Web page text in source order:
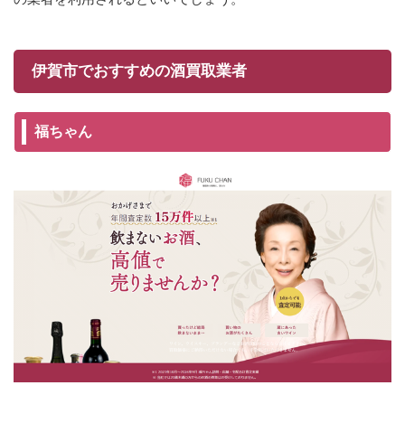
伊賀市でおすすめの酒買取業者
福ちゃん